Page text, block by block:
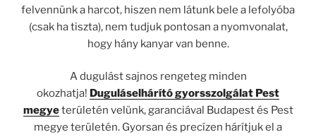
felvennünk a harcot, hiszen nem látunk bele a lefolyóba
(csak ha tiszta), nem tudjuk pontosan a nyomvonalat,
hogy hány kanyar van benne.
A dugulást sajnos rengeteg minden
okozhatja! Duguláselhárító gyorsszolgálat Pest
megyeterületén velünk, garanciával Budapest és Pest
megye területén. Gyorsan és precízen hárítjuk el a